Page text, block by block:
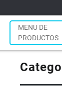
MENU DE
PRODUCTOS